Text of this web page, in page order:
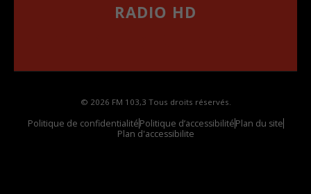
RADIO HD
© 2026 FM 103,3 Tous droits réservés.
Politique de confidentialitéPolitique d’accessibilitéPlan du site
Plan d'accessibilite